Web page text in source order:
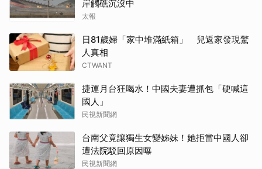
岸觸礁沉沒中
太報
日81歲婦「家中堆滿紙箱」 兒返家發現驚
人真相
CTWANT
捷運月台狂喝水！中國夫妻遭抓包「硬喊這
國人」
民視新聞網
台南父竟讓獨生女變姊妹！她拒當中國人卻
遭法院駁回原因曝
民視新聞網